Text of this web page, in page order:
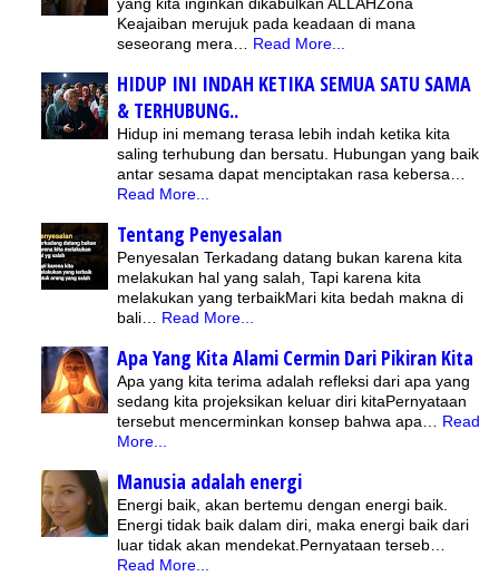
yang kita inginkan dikabulkan ALLAHZona
Keajaiban merujuk pada keadaan di mana
seseorang mera… Read More...
HIDUP INI INDAH KETIKA SEMUA SATU SAMA
& TERHUBUNG..
Hidup ini memang terasa lebih indah ketika kita
saling terhubung dan bersatu. Hubungan yang baik
antar sesama dapat menciptakan rasa kebersa…
Read More...
Tentang Penyesalan
Penyesalan Terkadang datang bukan karena kita
melakukan hal yang salah, Tapi karena kita
melakukan yang terbaikMari kita bedah makna di
bali… Read More...
Apa Yang Kita Alami Cermin Dari Pikiran Kita
Apa yang kita terima adalah refleksi dari apa yang
sedang kita projeksikan keluar diri kitaPernyataan
tersebut mencerminkan konsep bahwa apa… Read
More...
Manusia adalah energi
Energi baik, akan bertemu dengan energi baik.
Energi tidak baik dalam diri, maka energi baik dari
luar tidak akan mendekat.Pernyataan terseb…
Read More...